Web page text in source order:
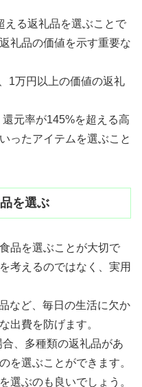
える返礼品を選ぶことで
礼品の価値を示す重要な
1万円以上の価値の返礼
元率が145%を超える高
ったアイテムを選ぶこと
を選ぶ
品を選ぶことが大切で
考えるのではなく、実用
など、毎日の生活に欠か
出費を防げます。
、多種類の返礼品があ
を選ぶことができます。
選ぶのも良いでしょう。